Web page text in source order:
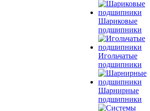
Шариковые
подшипники
Игольчатые
подшипники
Шарнирные
подшипники